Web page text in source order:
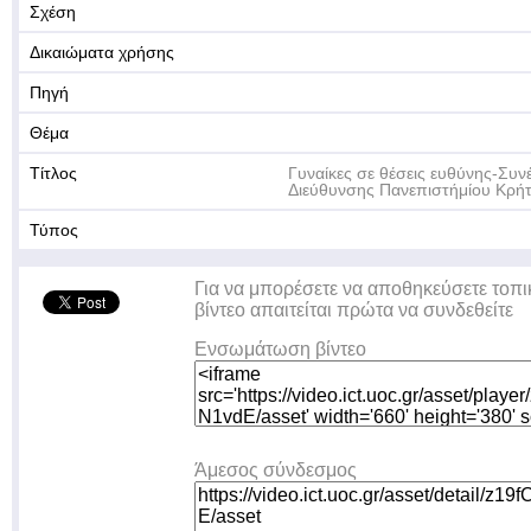
Σχέση
Δικαιώματα χρήσης
Πηγή
Θέμα
Τίτλος
Γυναίκες σε θέσεις ευθύνης-
Διεύθυνσης Πανεπιστήμίου
Τύπος
Για να μπορέσετε να αποθηκεύσετε
βίντεο απαιτείται πρώτα να συνδεθείτε
Ενσωμάτωση βίντεο
Άμεσος σύνδεσμος